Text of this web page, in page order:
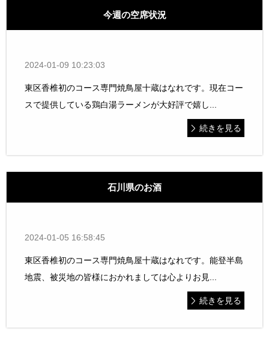
今週の空席状況
2024-01-09 10:23:03
東区香椎初のコース専門焼鳥屋十蔵はなれです。現在コー
スで提供している鶏白湯ラーメンが大好評で嬉し...
続きを見る
石川県のお酒
2024-01-05 16:58:45
東区香椎初のコース専門焼鳥屋十蔵はなれです。能登半島
地震、被災地の皆様におかれましては心よりお見...
続きを見る